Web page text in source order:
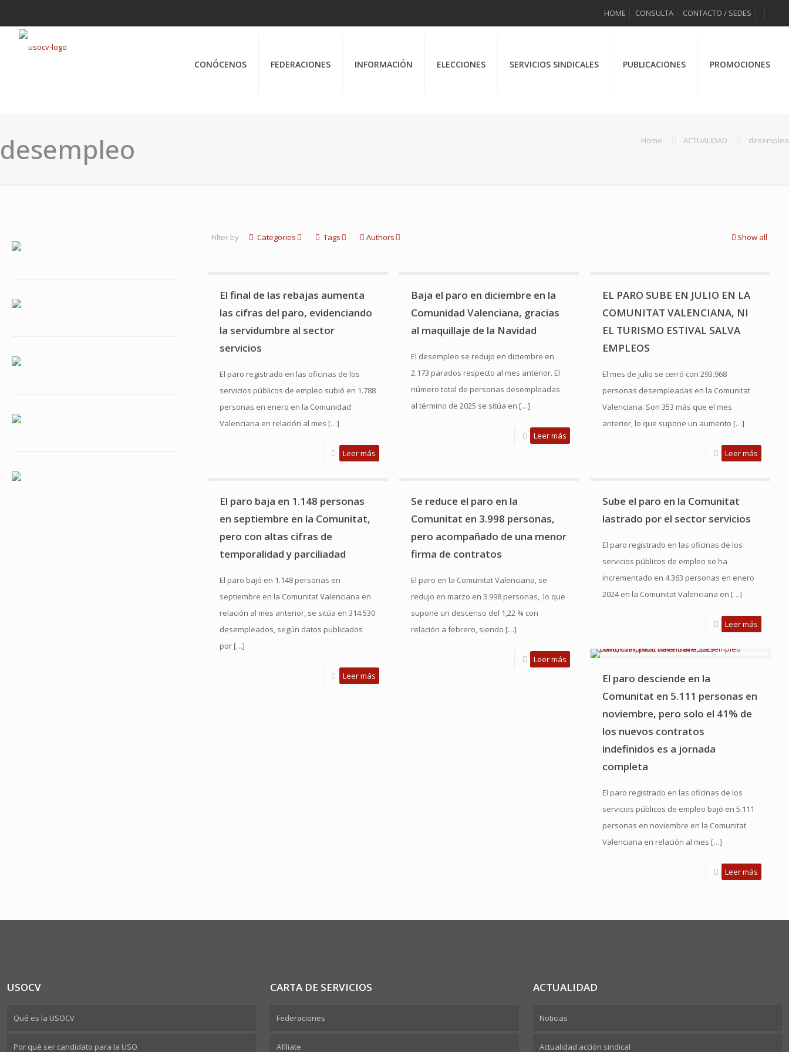
HOME CONSULTA CONTACTO / SEDES
CONÓCENOS FEDERACIONES INFORMACIÓN ELECCIONES SERVICIOS SINDICALES PUBLICACIONES PROMOCIONES
desempleo Home ACTUALIDAD desempleo
Filter by Categories Tags Authors Show all
El final de las rebajas aumenta
las cifras del paro, evidenciando
la servidumbre al sector
servicios
El paro registrado en las oficinas de los
servicios públicos de empleo subió en 1.788
personas en enero en la Comunidad
Valenciana en relación al mes […]
Leer más
Baja el paro en diciembre en la
Comunidad Valenciana, gracias
al maquillaje de la Navidad
El desempleo se redujo en diciembre en
2.173 parados respecto al mes anterior. El
número total de personas desempleadas
al término de 2025 se sitúa en […]
Leer más
EL PARO SUBE EN JULIO EN LA
COMUNITAT VALENCIANA, NI
EL TURISMO ESTIVAL SALVA
EMPLEOS
El mes de julio se cerró con 293.968
personas desempleadas en la Comunitat
Valenciana. Son 353 más que el mes
anterior, lo que supone un aumento […]
Leer más
El paro baja en 1.148 personas
en septiembre en la Comunitat,
pero con altas cifras de
temporalidad y parciliadad
El paro bajó en 1.148 personas en
septiembre en la Comunitat Valenciana en
relación al mes anterior, se sitúa en 314.530
desempleados, según datos publicados
por […]
Leer más
Se reduce el paro en la
Comunitat en 3.998 personas,
pero acompañado de una menor
firma de contratos
El paro en la Comunitat Valenciana, se
redujo en marzo en 3.998 personas, lo que
supone un descenso del 1,22 % con
relación a febrero, siendo […]
Leer más
Sube el paro en la Comunitat
lastrado por el sector servicios
El paro registrado en las oficinas de los
servicios públicos de empleo se ha
incrementado en 4.363 personas en enero
2024 en la Comunitat Valenciana en […]
Leer más
El paro desciende en la
Comunitat en 5.111 personas en
noviembre, pero solo el 41% de
los nuevos contratos
indefinidos es a jornada
completa
El paro registrado en las oficinas de los
servicios públicos de empleo bajó en 5.111
personas en noviembre en la Comunitat
Valenciana en relación al mes […]
Leer más
USOCV
Qué es la USOCV
Por qué ser candidato para la USO
CARTA DE SERVICIOS
Federaciones
Afíliate
ACTUALIDAD
Noticias
Actualidad acción sindical